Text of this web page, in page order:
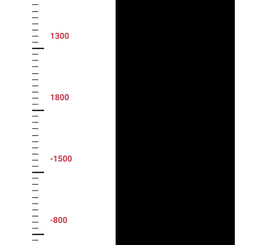
1300
1800
-1500
-800